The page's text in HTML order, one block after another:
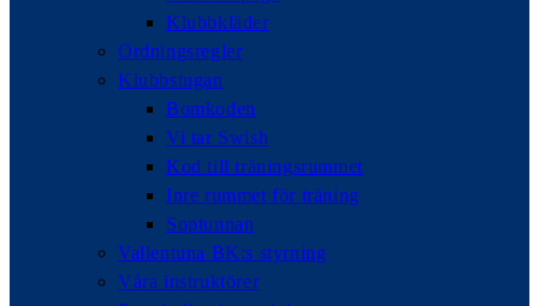
Klubbkläder
Ordningsregler
Klubbstugan
Bomkoden
Vi tar Swish
Kod till träningsrummet
Inre rummet för träning
Soptunnan
Vallentuna BK:s styrning
Våra instruktörer